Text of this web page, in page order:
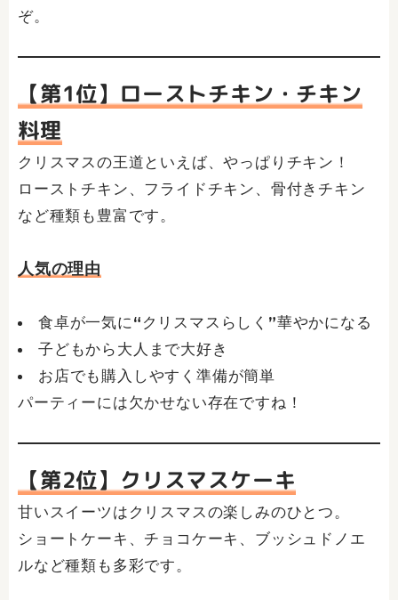
ぞ。
【第1位】ローストチキン・チキン
料理
クリスマスの王道といえば、やっぱりチキン！
ローストチキン、フライドチキン、骨付きチキン
など種類も豊富です。
人気の理由
食卓が一気に“クリスマスらしく”華やかになる
子どもから大人まで大好き
お店でも購入しやすく準備が簡単
パーティーには欠かせない存在ですね！
【第2位】クリスマスケーキ
甘いスイーツはクリスマスの楽しみのひとつ。
ショートケーキ、チョコケーキ、ブッシュドノエ
ルなど種類も多彩です。